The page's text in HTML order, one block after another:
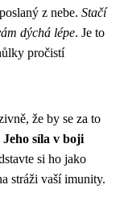
z nebe. Stačí
dýchá lépe. Je to
pročistí
že by se za to
Jeho síla v boji
si ho jako
stráži vaší imunity.